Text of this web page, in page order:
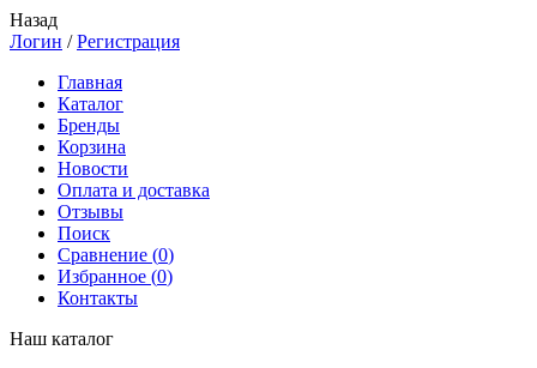
Назад
Логин /Регистрация
Главная
Каталог
Бренды
Корзина
Новости
Оплата и доставка
Отзывы
Поиск
Сравнение (0)
Избранное (0)
Контакты
Наш каталог